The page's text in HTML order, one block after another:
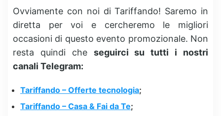
Ovviamente con noi di Tariffando! Saremo in
diretta per voi e cercheremo le migliori
occasioni di questo evento promozionale. Non
resta quindi che seguirci su tutti i nostri
canali Telegram:
Tariffando – Offerte tecnologia;
Tariffando – Casa & Fai da Te;